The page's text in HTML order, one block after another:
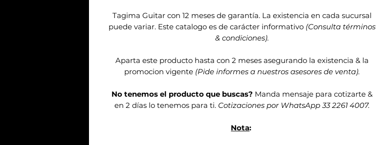
Tagima Guitar con 12 meses de garantía. La existencia en cada sucursal
puede variar. Este catalogo es de carácter informativo (Consulta términos
& condiciones).
Aparta este producto hasta con 2 meses asegurando la existencia & la
promocion vigente (Pide informes a nuestros asesores de venta).
No tenemos el producto que buscas? Manda mensaje para cotizarte &
en 2 días lo tenemos para ti. Cotizaciones por WhatsApp 33 2261 4007.
Nota: